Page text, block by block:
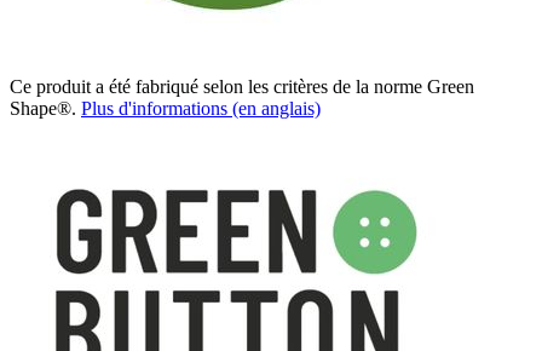
Ce produit a été fabriqué selon les critères de la norme Green
Shape®. Plus d'informations (en anglais)